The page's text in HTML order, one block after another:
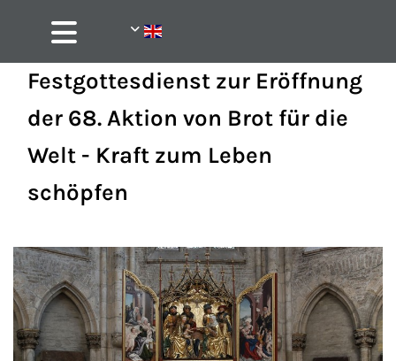
Festgottesdienst zur Eröffnung
der 68. Aktion von Brot für die
Welt - Kraft zum Leben
schöpfen